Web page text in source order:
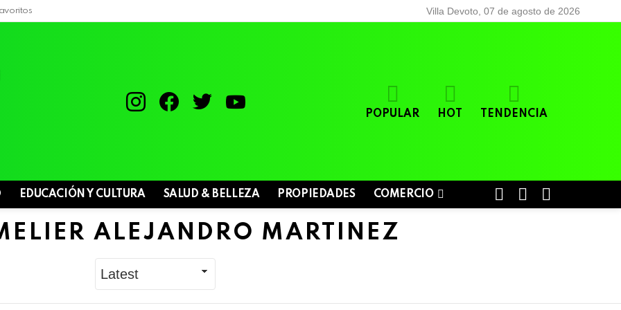
Villa Devoto, 07 de agosto de 2026
POPULAR HOT TENDENCIA
EDUCACIÓN Y CULTURA SALUD & BELLEZA PROPIEDADES COMERCIO
SWITCH
SKIN
ALEJANDRO MARTINEZ